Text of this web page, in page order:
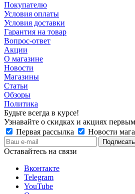
Покупателю
Условия оплаты
Условия доставки
Гарантия на товар
Вопрос-ответ
Акции
О магазине
Новости
Магазины
Статьи
Обзоры
Политика
Будьте всегда в курсе!
Узнавайте о скидках и акциях первым
Первая рассылка
Новости
Оставайтесь на связи
Вконтакте
Telegram
YouTube